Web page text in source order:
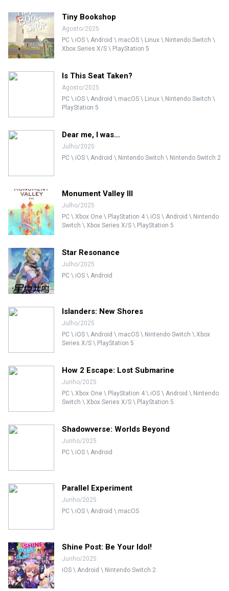
Tiny Bookshop
Agosto/2025
PC \ iOS \ Android \ macOS \ Linux \ Nintendo Switch \
Xbox Series X/S \ PlayStation 5
Is This Seat Taken?
Agosto/2025
PC \ iOS \ Android \ macOS \ Linux \ Nintendo Switch \
PlayStation 5
Dear me, I was…
Julho/2025
PC \ iOS \ Android \ Nintendo Switch \ Nintendo Switch 2
Monument Valley III
Julho/2025
PC \ Xbox One \ PlayStation 4 \ iOS \ Android \ Nintendo
Switch \ Xbox Series X/S \ PlayStation 5
Star Resonance
Julho/2025
PC \ iOS \ Android
Islanders: New Shores
Julho/2025
PC \ iOS \ Android \ macOS \ Nintendo Switch \ Xbox
Series X/S \ PlayStation 5
How 2 Escape: Lost Submarine
Junho/2025
PC \ Xbox One \ PlayStation 4 \ iOS \ Android \ Nintendo
Switch \ Xbox Series X/S \ PlayStation 5
Shadowverse: Worlds Beyond
Junho/2025
PC \ iOS \ Android
Parallel Experiment
Junho/2025
PC \ iOS \ Android \ macOS
Shine Post: Be Your Idol!
Junho/2025
iOS \ Android \ Nintendo Switch 2